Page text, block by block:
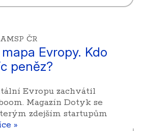
ČR
Evropy. Kdo
peněz?
Evropu zachvátil
Magazín Dotyk se
zdejším startupům
»